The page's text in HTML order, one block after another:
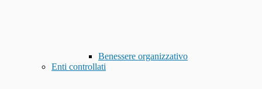
Benessere organizzativo
Enti controllati